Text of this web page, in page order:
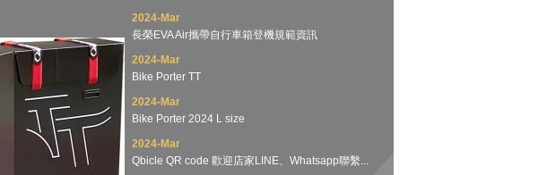
2024-Mar
長榮EVA Air攜帶自行車箱登機規範資訊
2024-Mar
Bike Porter TT
2024-Mar
Bike Porter 2024 L size
2024-Mar
Qbicle QR code 歡迎店家LINE、Whatsapp聯繫...